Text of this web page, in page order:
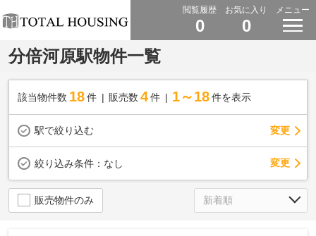
閲覧履歴
0
お気に入り
0
メニュー
分倍河原駅物件一覧
該当物件数 18件 販売数 4 件 1～18 件を表示
駅で絞り込む 変更
絞り込み条件： なし 変更
販売物件のみ